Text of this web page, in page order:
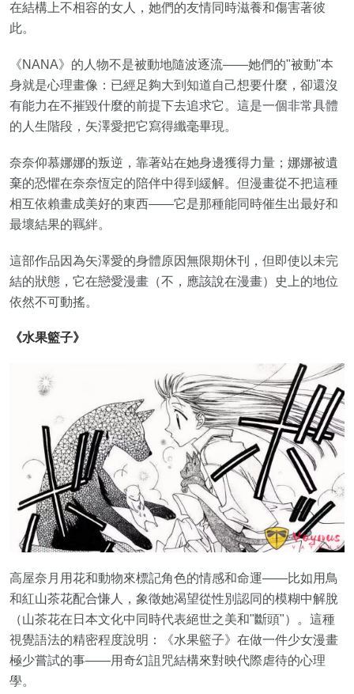
在結構上不相容的女人，她們的友情同時滋養和傷害著彼
此。
《NANA》的人物不是被動地隨波逐流——她們的"被動"本
身就是心理畫像：已經足夠大到知道自己想要什麼，卻還沒
有能力在不摧毀什麼的前提下去追求它。這是一個非常具體
的人生階段，矢澤愛把它寫得纖毫畢現。
奈奈仰慕娜娜的叛逆，靠著站在她身邊獲得力量；娜娜被遺
棄的恐懼在奈奈恆定的陪伴中得到緩解。但漫畫從不把這種
相互依賴畫成美好的東西——它是那種能同時催生出最好和
最壞結果的羈絆。
這部作品因為矢澤愛的身體原因無限期休刊，但即使以未完
結的狀態，它在戀愛漫畫（不，應該說在漫畫）史上的地位
依然不可動搖。
《水果籃子》
高屋奈月用花和動物來標記角色的情感和命運——比如用鳥
和紅山茶花配合慊人，象徵她渴望從性別認同的模糊中解脫
（山茶花在日本文化中同時代表絕世之美和"斷頭"）。這種
視覺語法的精密程度說明：《水果籃子》在做一件少女漫畫
極少嘗試的事——用奇幻詛咒結構來對映代際虐待的心理
學。